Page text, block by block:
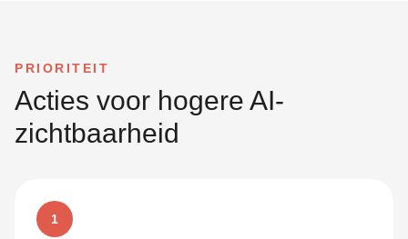
PRIORITEIT
Acties voor hogere AI-
zichtbaarheid
1